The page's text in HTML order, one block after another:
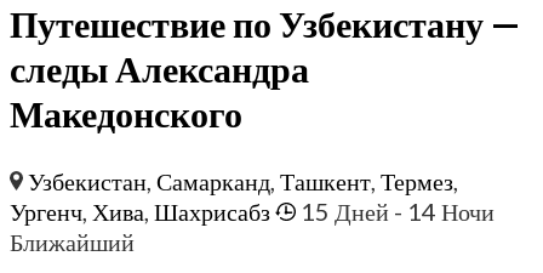
Путешествие по Узбекистану —
следы Александра
Македонского
Узбекистан,Самарканд,Ташкент,Термез,
Ургенч, Хива, Шахрисабз 15 Дней - 14 Ночи
Ближайший